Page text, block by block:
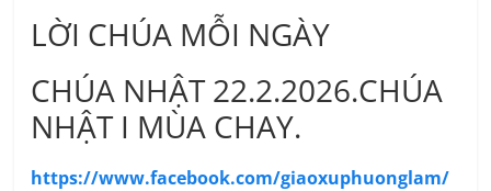
LỜI CHÚA MỖI NGÀY
CHÚA NHẬT 22.2.2026.CHÚA
NHẬT I MÙA CHAY.
https://www.facebook.com/giaoxuphuonglam/